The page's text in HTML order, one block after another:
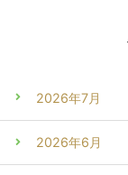
2026年7月
2026年6月